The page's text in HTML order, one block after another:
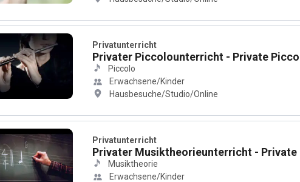
Privatunterricht
Privater Piccolounterricht - Private
Piccolo
Erwachsene/Kinder
Hausbesuche/Studio/Online
Privatunterricht
Privater Musiktheorieunterricht - Private
Musiktheorie
Erwachsene/Kinder